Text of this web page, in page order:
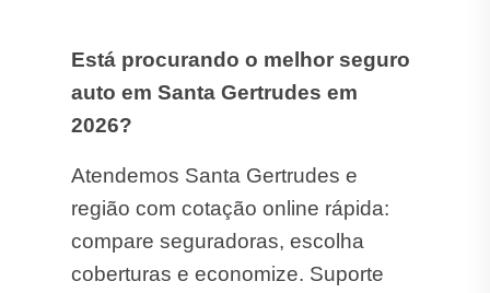
Está procurando o melhor seguro
auto em Santa Gertrudes em
2026?
Atendemos Santa Gertrudes e
região com cotação online rápida:
compare seguradoras, escolha
coberturas e economize. Suporte